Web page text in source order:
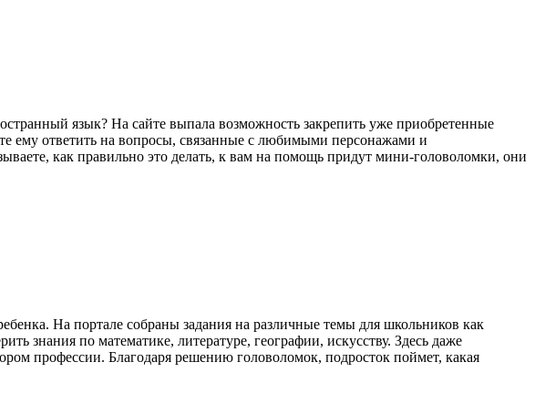
язык? На сайте выпала возможность закрепить уже приобретенные
ему ответить на вопросы, связанные с любимыми персонажами и
как правильно это делать, к вам на помощь придут мини-головоломки, они
На портале собраны задания на различные темы для школьников как
знания по математике, литературе, географии, искусству. Здесь даже
профессии. Благодаря решению головоломок, подросток поймет, какая